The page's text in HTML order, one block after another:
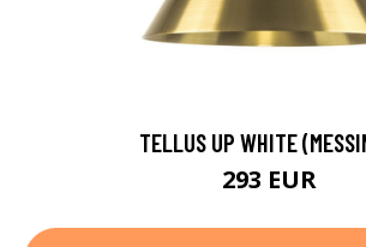
TELLUS UP WHITE
293 EUR